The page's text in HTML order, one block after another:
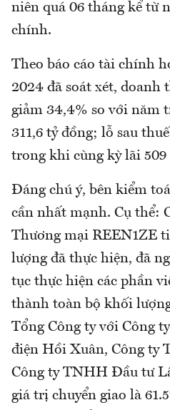
niên quá 06 tháng kể từ
chính.
Theo báo cáo tài chính
2024 đã soát xét, doanh
giảm 34,4% so với năm
311,6 tỷ đồng; lỗ sau
trong khi cùng kỳ lãi 509
Đáng chú ý, bên kiểm
cần nhất mạnh. Cụ thể:
Thương mại REEN1ZE
lượng đã thực hiện, đã
tục thực hiện các phần
thành toàn bộ khối
Tổng Công ty với Công
điện Hồi Xuân, Công ty
Công ty TNHH Đầu tư
giá trị chuyển giao là